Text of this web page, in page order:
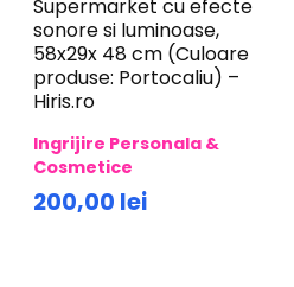
Supermarket cu efecte
sonore si luminoase,
58x29x 48 cm (Culoare
produse: Portocaliu) –
Hiris.ro
Ingrijire Personala &
Cosmetice
200,00 lei